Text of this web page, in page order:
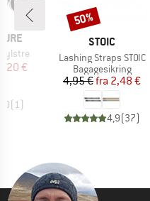
pris
€
( 1)
MÆRKE
STOIC
Artikel
Lashing Straps STOIC
Produktgruppe
Bagagesikring
Pris
4,95 € Nedsat pris
fra 2,48 €
4,9(37)
Rabat
50%